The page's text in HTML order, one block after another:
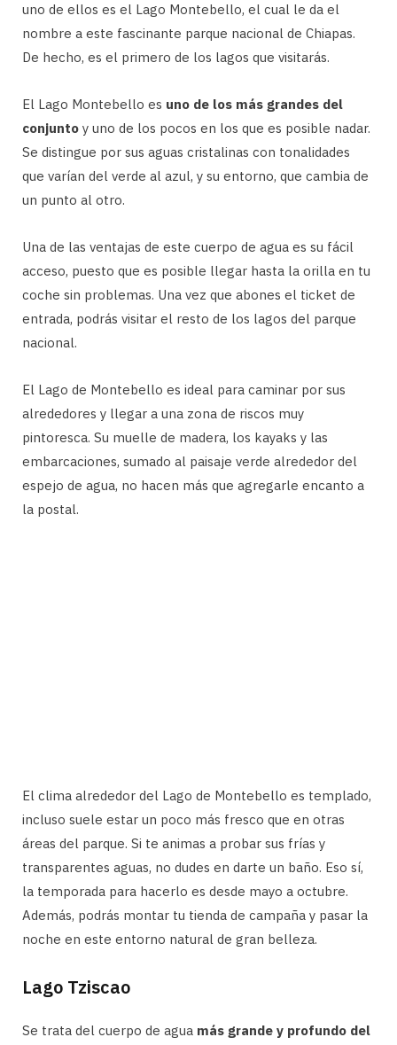
uno de ellos es el Lago Montebello, el cual le da el
nombre a este fascinante parque nacional de Chiapas.
De hecho, es el primero de los lagos que visitarás.
El Lago Montebello es uno de los más grandes del
conjunto y uno de los pocos en los que es posible nadar.
Se distingue por sus aguas cristalinas con tonalidades
que varían del verde al azul, y su entorno, que cambia de
un punto al otro.
Una de las ventajas de este cuerpo de agua es su fácil
acceso, puesto que es posible llegar hasta la orilla en tu
coche sin problemas. Una vez que abones el ticket de
entrada, podrás visitar el resto de los lagos del parque
nacional.
El Lago de Montebello es ideal para caminar por sus
alrededores y llegar a una zona de riscos muy
pintoresca. Su muelle de madera, los kayaks y las
embarcaciones, sumado al paisaje verde alrededor del
espejo de agua, no hacen más que agregarle encanto a
la postal.
El clima alrededor del Lago de Montebello es templado,
incluso suele estar un poco más fresco que en otras
áreas del parque. Si te animas a probar sus frías y
transparentes aguas, no dudes en darte un baño. Eso sí,
la temporada para hacerlo es desde mayo a octubre.
Además, podrás montar tu tienda de campaña y pasar la
noche en este entorno natural de gran belleza.
Lago Tziscao
Se trata del cuerpo de agua más grande y profundo del